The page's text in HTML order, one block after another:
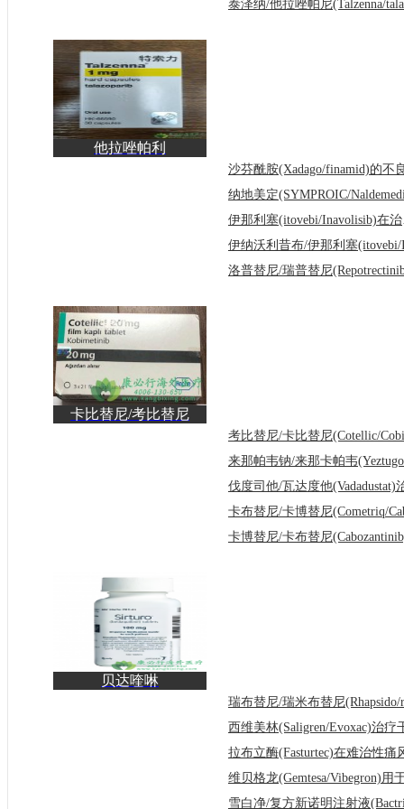
他拉唑帕利
卡比替尼/考比替尼
贝达喹啉